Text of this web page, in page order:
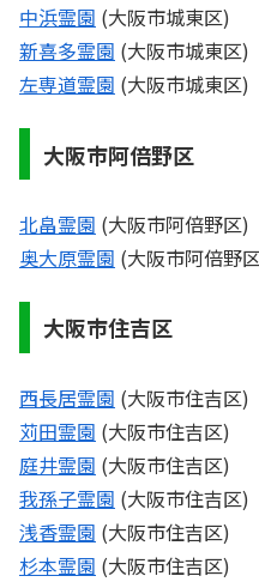
中浜霊園 (大阪市城東区)
新喜多霊園 (大阪市城東区)
左専道霊園 (大阪市城東区)
大阪市阿倍野区
北畠霊園 (大阪市阿倍野区)
奥大原霊園 (大阪市阿倍野
大阪市住吉区
西長居霊園 (大阪市住吉区)
苅田霊園 (大阪市住吉区)
庭井霊園 (大阪市住吉区)
我孫子霊園 (大阪市住吉区)
浅香霊園 (大阪市住吉区)
杉本霊園 (大阪市住吉区)